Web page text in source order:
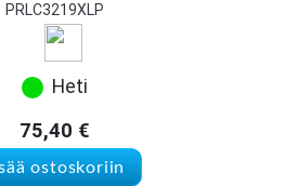
PRLC3219XLP
Heti
75,40 €
ostoskoriin